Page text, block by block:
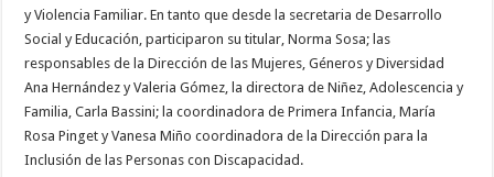
y Violencia Familiar. En tanto que desde la secretaria de Desarrollo
Social y Educación, participaron su titular, Norma Sosa; las
responsables de la Dirección de las Mujeres, Géneros y Diversidad
Ana Hernández y Valeria Gómez, la directora de Niñez, Adolescencia y
Familia, Carla Bassini; la coordinadora de Primera Infancia, María
Rosa Pinget y Vanesa Miño coordinadora de la Dirección para la
Inclusión de las Personas con Discapacidad.